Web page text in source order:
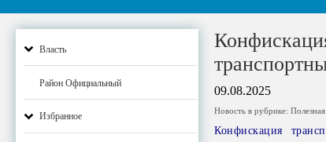
Власть
Район Официальный
Избранное
09.08.2025
Новость в рубрике:
Конфискация